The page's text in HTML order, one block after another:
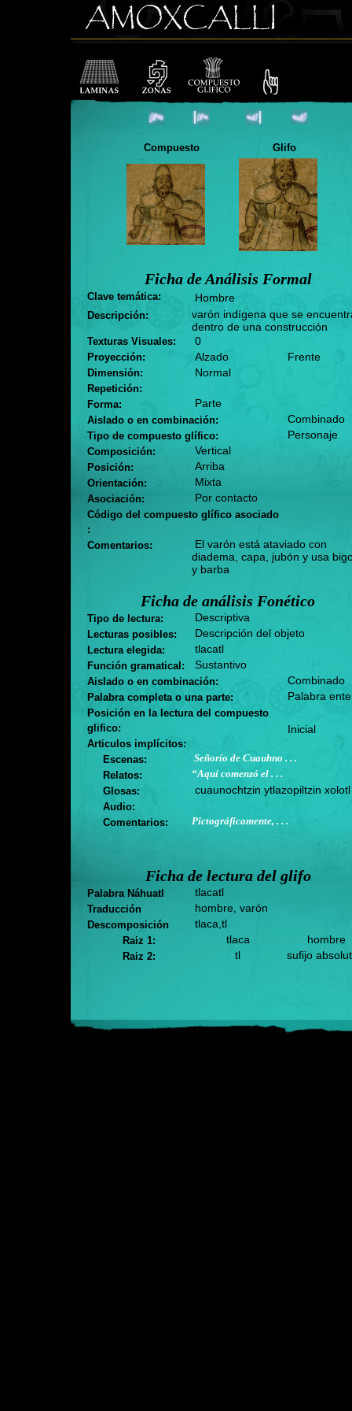
Compuesto Glifo
Ficha de Análisis Formal
Clave temática: Hombre
Descripción:
varón indígena que se
dentro de una construcción
Texturas Visuales: 0
Proyección: Alzado Frente
Dimensión: Normal
Repetición:
Forma:
Parte
Aislado o en combinación: Combinado
Tipo de compuesto glífico: Personaje
Composición: Vertical
Posición: Arriba
Orientación: Mixta
Asociación: Por contacto
Código del compuesto glífico asociado
:
Comentarios:
El varón está ataviado con
diadema, capa, jubón y usa
y barba
Ficha de análisis Fonético
Tipo de lectura: Descriptiva
Lecturas posibles: Descripción del objeto
Lectura elegida: tlacatl
Función gramatical: Sustantivo
Aislado o en combinación: Combinado
Palabra completa o una parte: Palabra
Posición en la lectura del compuesto
glifico:
Inicial
Articulos implícitos:
Escenas:
Señorío de Cuauhno . . .
Relatos:
“Aquí comenzó el . . .
Glosas:
cuaunochtzin ytlazopiltzin xolotl
Audio:
Comentarios:
Pictográficamente, . . .
Ficha de lectura del glifo
Palabra Náhuatl tlacatl
Traducción hombre, varón
Descomposición tlaca,tl
Raiz 1: tlaca hombre
Raiz 2: tl sufijo